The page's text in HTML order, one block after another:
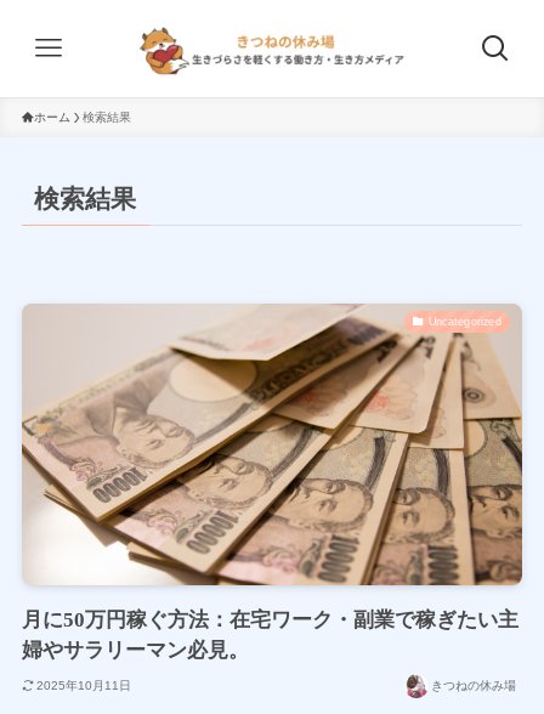
ホーム 検索結果
検索結果
Uncategorized
月に50万円稼ぐ方法：在宅ワーク・副業で稼ぎたい主
婦やサラリーマン必見。
2025年10月11日 きつねの休み場